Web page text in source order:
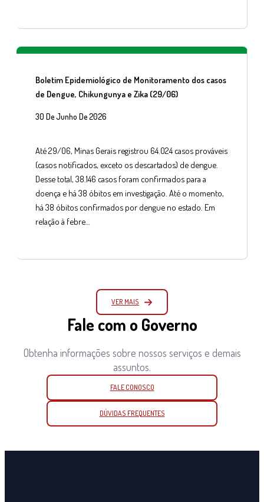
Boletim Epidemiológico de Monitoramento dos casos
de Dengue, Chikungunya e Zika (29/06)
30 De Junho De 2026
Até 29/06, Minas Gerais registrou 64.024 casos prováveis
(casos notificados, exceto os descartados) de dengue.
Desse total, 38.146 casos foram confirmados para a
doença e há 38 óbitos em investigação. Até o momento,
há 38 óbitos confirmados por dengue no estado. Em
relação à febre…
VER MAIS
Fale com o Governo
Obtenha informações sobre nossos serviços e demais
assuntos.
FALE CONOSCO
DÚVIDAS FREQUENTES